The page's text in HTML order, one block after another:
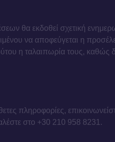
θα εκδοθεί σχετική
να αποφεύγεται η
η ταλαιπωρία τους, καθώς
πληροφορίες,
στο +30 210 958 8231.